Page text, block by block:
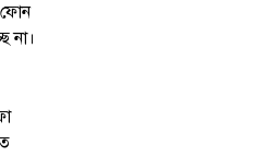
ফোন
না।